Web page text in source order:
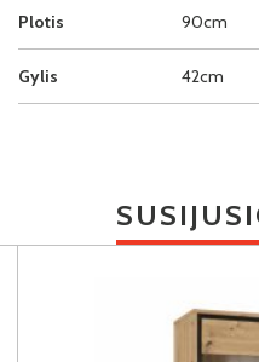
Plotis 90cm
Gylis 42cm